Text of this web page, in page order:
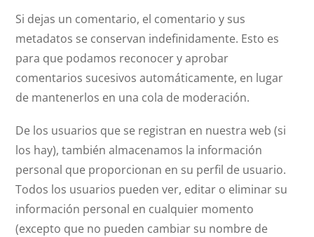
Si dejas un comentario, el comentario y sus
metadatos se conservan indefinidamente. Esto es
para que podamos reconocer y aprobar
comentarios sucesivos automáticamente, en lugar
de mantenerlos en una cola de moderación.
De los usuarios que se registran en nuestra web (si
los hay), también almacenamos la información
personal que proporcionan en su perfil de usuario.
Todos los usuarios pueden ver, editar o eliminar su
información personal en cualquier momento
(excepto que no pueden cambiar su nombre de